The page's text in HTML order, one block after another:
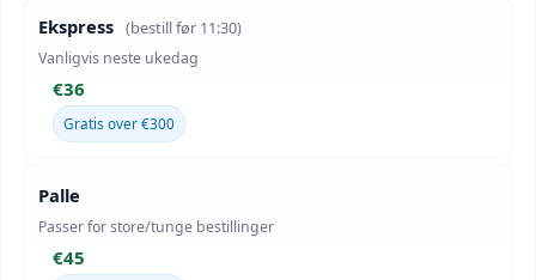
Ekspress (bestill før 11:30)
Vanligvis neste ukedag
€36
Gratis over €300
Palle
Passer for store/tunge bestillinger
€45